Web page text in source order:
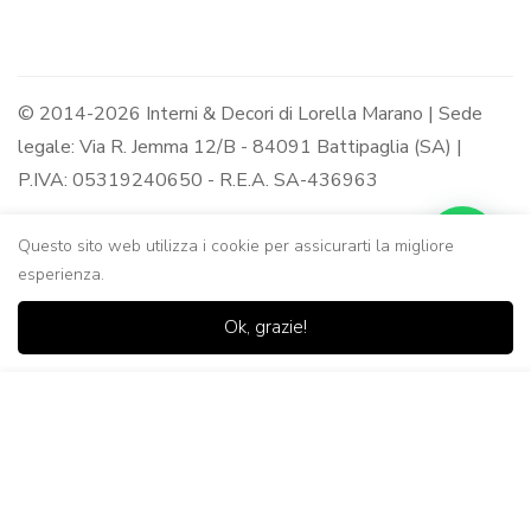
© 2014-2026 Interni & Decori di Lorella Marano | Sede
legale: Via R. Jemma 12/B - 84091 Battipaglia (SA) |
P.IVA: 05319240650 - R.E.A. SA-436963
Questo sito web utilizza i cookie per assicurarti la migliore
esperienza.
Ok, grazie!
Casa Negozio
0
Lista dei Carrello Ricerca